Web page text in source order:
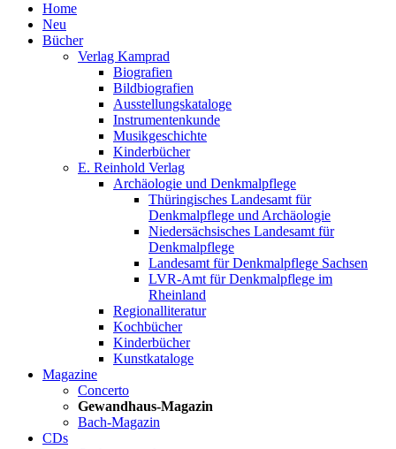
Home
Neu
Bücher
Verlag Kamprad
Biografien
Bildbiografien
Ausstellungskataloge
Instrumentenkunde
Musikgeschichte
Kinderbücher
E. Reinhold Verlag
Archäologie und Denkmalpflege
Thüringisches Landesamt für
Denkmalpflege und Archäologie
Niedersächsisches Landesamt für
Denkmalpflege
Landesamt für Denkmalpflege Sachsen
LVR-Amt für Denkmalpflege im
Rheinland
Regionalliteratur
Kochbücher
Kinderbücher
Kunstkataloge
Magazine
Concerto
Gewandhaus-Magazin
Bach-Magazin
CDs